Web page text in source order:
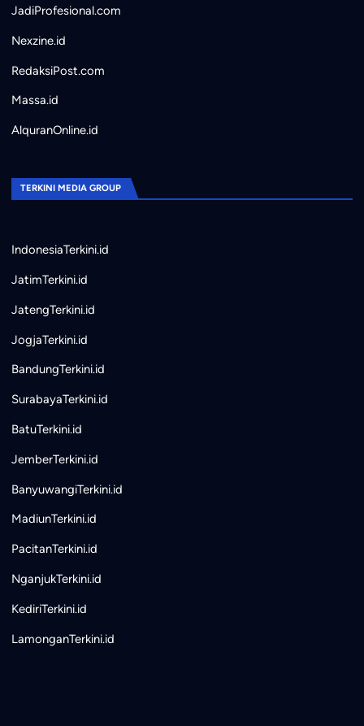
JadiProfesional.com
Nexzine.id
RedaksiPost.com
Massa.id
AlquranOnline.id
TERKINI MEDIA GROUP
IndonesiaTerkini.id
JatimTerkini.id
JatengTerkini.id
JogjaTerkini.id
BandungTerkini.id
SurabayaTerkini.id
BatuTerkini.id
JemberTerkini.id
BanyuwangiTerkini.id
MadiunTerkini.id
PacitanTerkini.id
NganjukTerkini.id
KediriTerkini.id
LamonganTerkini.id